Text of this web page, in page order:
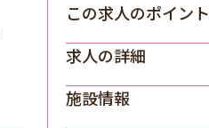
この求人のポイント
求人の詳細
施設情報